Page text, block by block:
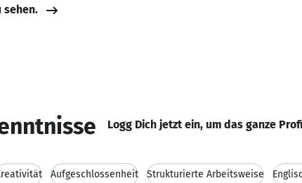
sehen.
Logg Dich jetzt ein, um das ganze
Aufgeschlossenheit Strukturierte Arbeitsweise